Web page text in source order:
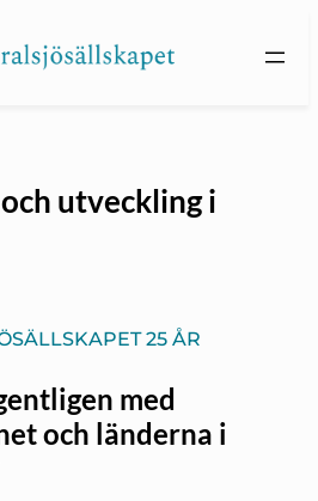
utveckling i
25 ÅR
med
och länderna i